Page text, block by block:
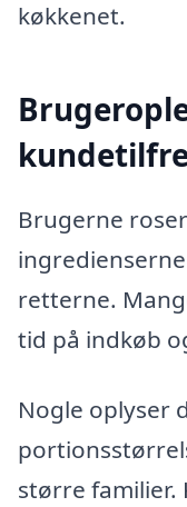
køkkenet.
Brugerne
retterne.
tid på indkøb
Nogle oplyser
større familier.